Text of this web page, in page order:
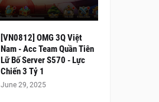
[VN0812] OMG 3Q Việt
Nam - Acc Team Quần Tiên
Lữ Bố Server S570 - Lực
Chiến 3 Tỷ 1
June 29, 2025